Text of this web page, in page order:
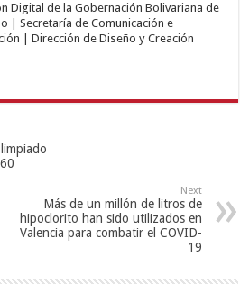
Digital de la Gobernación Bolivariana de
| Secretaría de Comunicación e
| Dirección de Diseño y Creación
Next
Más de un millón de litros de
hipoclorito han sido utilizados en
Valencia para combatir el COVID-
19